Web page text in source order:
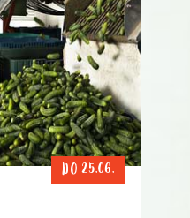
DO 25.06.